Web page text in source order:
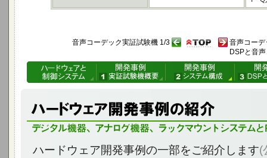
音声コーデック実証試験機 1/3
音声コー
DSPと音
デジタル機器、アナログ機器、ラックマウントシステムとPC制御
ハードウェア開発事例の一部をご紹介します(